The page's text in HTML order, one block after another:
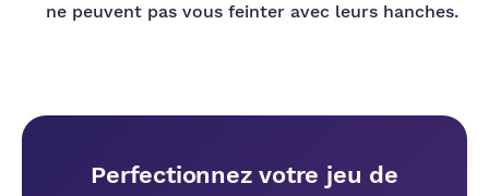
ne peuvent pas vous feinter avec leurs hanches.
Perfectionnez votre jeu de